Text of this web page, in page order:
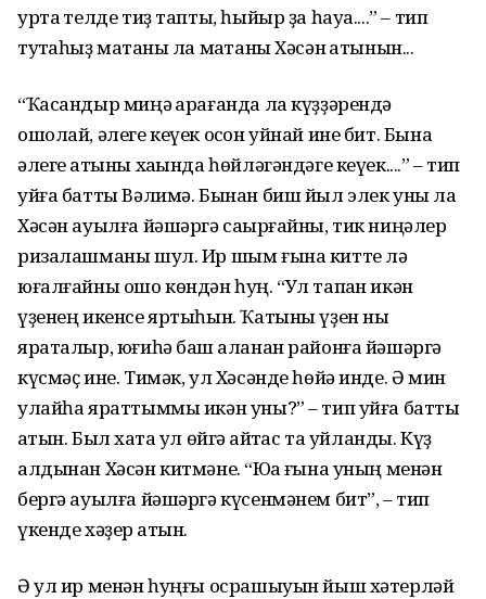
уртаҡ телде тиҙ тапты, һыйыр ҙа һауа....” – тип
туҡтаһыҙ маҡтаны ла маҡтаны Хәсән ҡатынын...
“Ҡасандыр миңә ҡарағанда ла күҙҙәрендә
ошолай, әлеге кеүек осҡон уйнай ине бит. Бына
әлеге ҡатыны хаҡында һөйләгәндәге кеүек....” – тип
уйға батты Вәлимә. Бынан биш йыл элек уны ла
Хәсән ауылға йәшәргә саҡырғайны, тик ниңәлер
ризалашманы шул. Ир шым ғына китте лә
юғалғайны ошо көндән һуң. “Ул тапҡан икән
үҙенең икенсе яртыһын. Ҡатыны үҙен ныҡ
яраталыр, юғиһә баш ҡаланан районға йәшәргә
күсмәҫ ине. Тимәк, ул Хәсәнде һөйә инде. Ә мин
улайһа яраттыммы икән уны?” – тип уйға батты
ҡатын. Был хаҡта ул өйгә ҡайтҡас та уйланды. Күҙ
алдынан Хәсән китмәне. “Юҡҡа ғына уның менән
бергә ауылға йәшәргә күсенмәнем бит”, – тип
үкенде хәҙер ҡатын.
Ә ул ир менән һуңғы осрашыуын йыш хәтерләй